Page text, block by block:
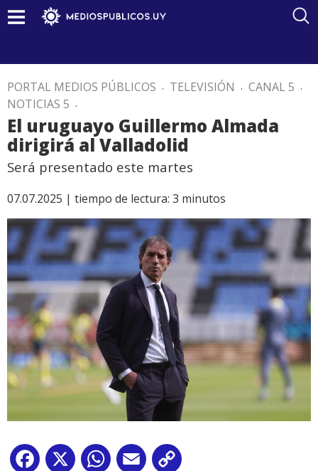
PORTAL MEDIOS PÚBLICOS . TELEVISIÓN . CANAL 5 .
NOTICIAS 5 .
El uruguayo Guillermo Almada
dirigirá al Valladolid
Será presentado este martes
07.07.2025 | tiempo de lectura: 3 minutos
Facebook
X WhatsApp
Email